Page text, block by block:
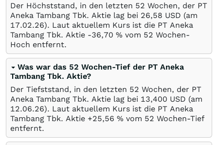
Der Höchststand, in den letzten 52 Wochen, der PT
Aneka Tambang Tbk. Aktie lag bei 26,58 USD (am
17.02.26). Laut aktuellem Kurs ist die PT Aneka
Tambang Tbk. Aktie -36,70 % vom 52 Wochen-
Hoch entfernt.
Was war das 52 Wochen-Tief der PT Aneka
Tambang Tbk. Aktie?
Der Tiefststand, in den letzten 52 Wochen, der PT
Aneka Tambang Tbk. Aktie lag bei 13,400 USD (am
12.06.26). Laut aktuellem Kurs ist die PT Aneka
Tambang Tbk. Aktie +25,56 % vom 52 Wochen-Tief
entfernt.